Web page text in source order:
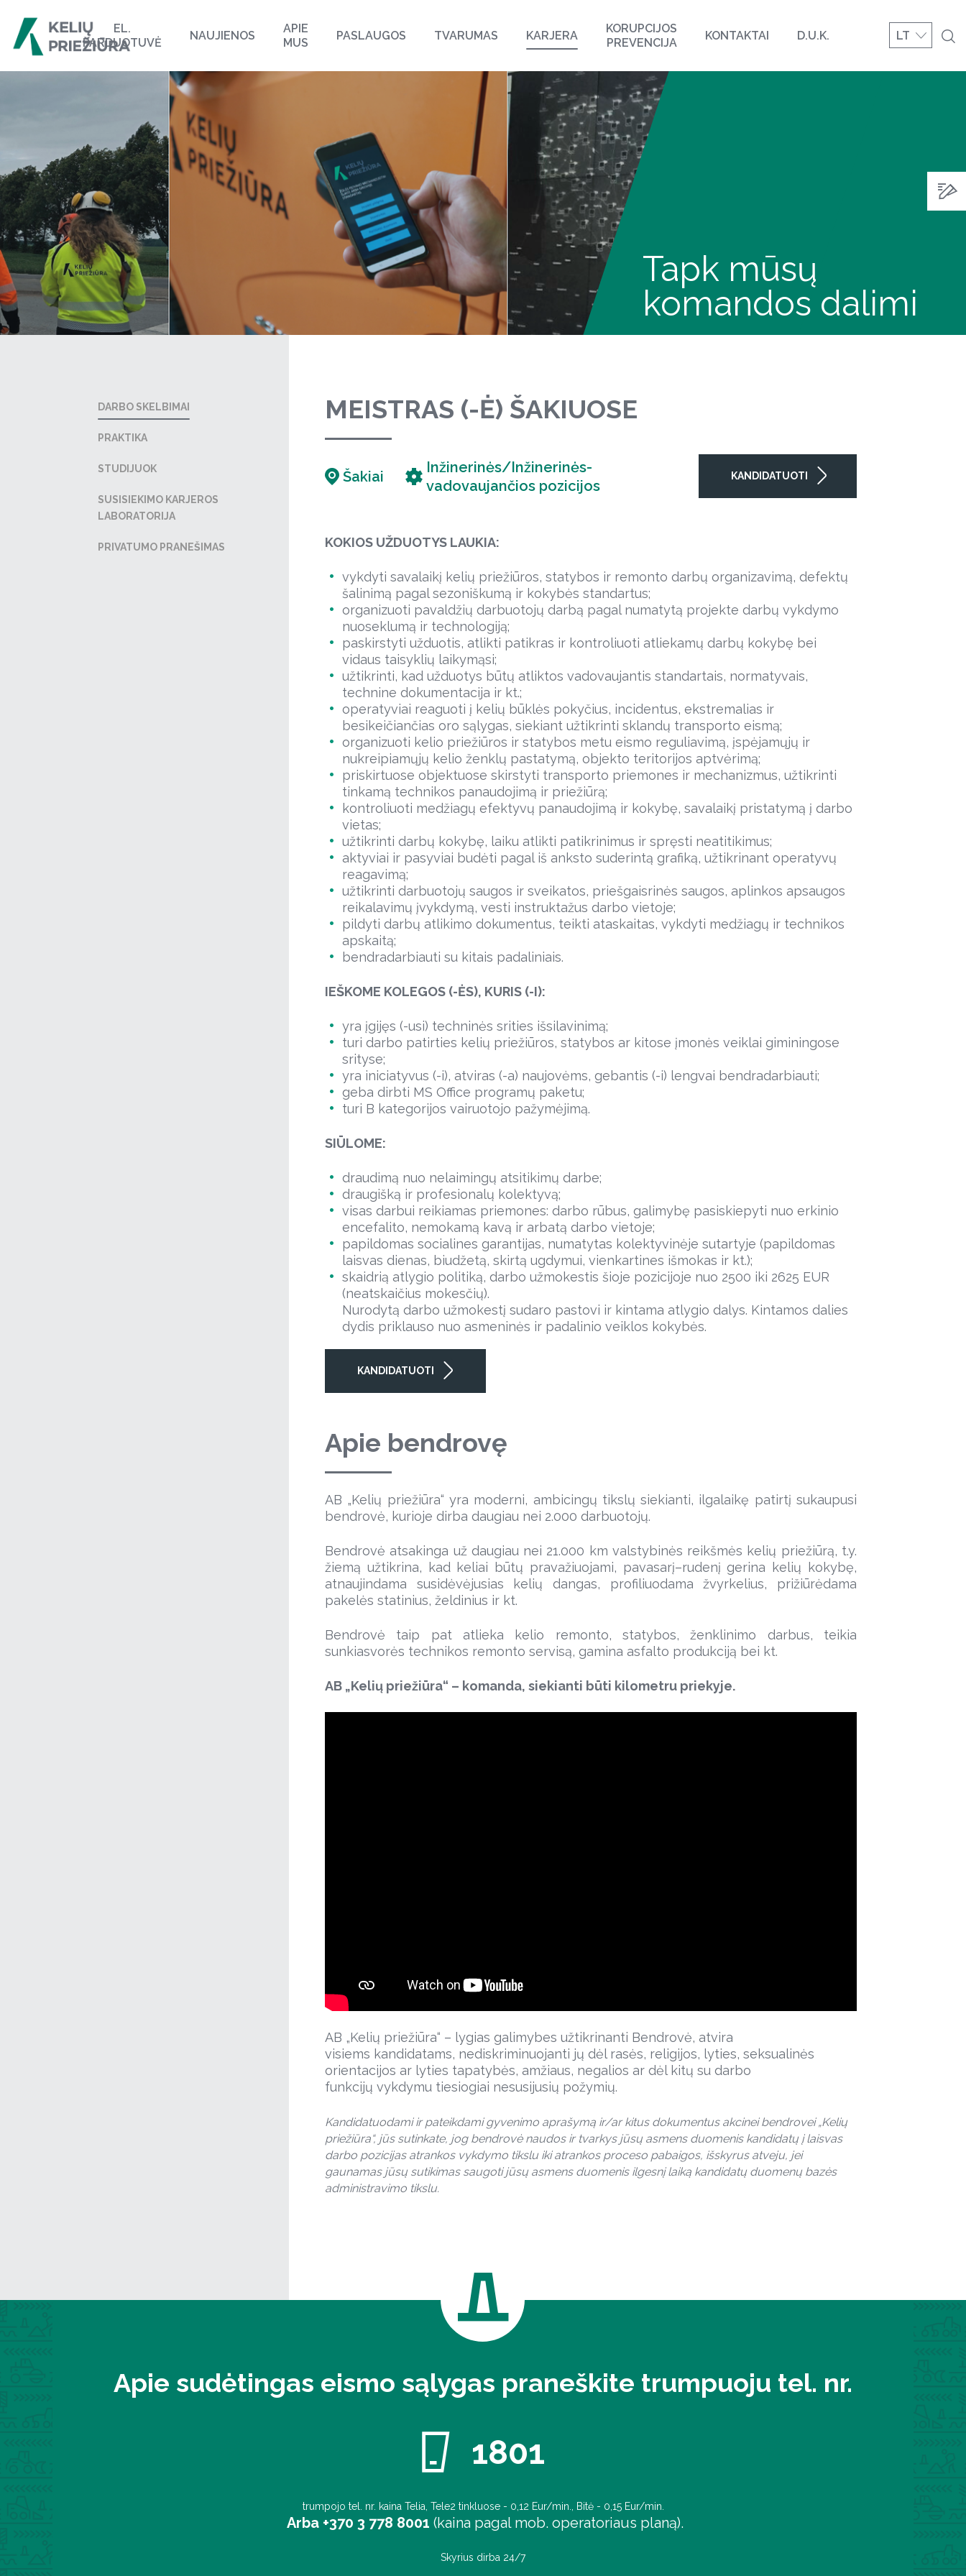
EL.
PARDUOTUVĖ
NAUJIENOS
APIE
MUS
PASLAUGOS TVARUMAS KARJERA
KORUPCIJOS
PREVENCIJA
KONTAKTAI D.U.K. LT
Tapk mūsų
komandos dalimi
DARBO SKELBIMAI
PRAKTIKA
STUDIJUOK
SUSISIEKIMO KARJEROS
LABORATORIJA
PRIVATUMO PRANEŠIMAS
MEISTRAS (-Ė) ŠAKIUOSE
Šakiai
Inžinerinės/Inžinerinės-
vadovaujančios pozicijos
KANDIDATUOTI
KOKIOS UŽDUOTYS LAUKIA:
vykdyti savalaikį kelių priežiūros, statybos ir remonto darbų organizavimą, defektų
šalinimą pagal sezoniškumą ir kokybės standartus;
organizuoti pavaldžių darbuotojų darbą pagal numatytą projekte darbų vykdymo
nuoseklumą ir technologiją;
paskirstyti užduotis, atlikti patikras ir kontroliuoti atliekamų darbų kokybę bei
vidaus taisyklių laikymąsi;
užtikrinti, kad užduotys būtų atliktos vadovaujantis standartais, normatyvais,
technine dokumentacija ir kt.;
operatyviai reaguoti į kelių būklės pokyčius, incidentus, ekstremalias ir
besikeičiančias oro sąlygas, siekiant užtikrinti sklandų transporto eismą;
organizuoti kelio priežiūros ir statybos metu eismo reguliavimą, įspėjamųjų ir
nukreipiamųjų kelio ženklų pastatymą, objekto teritorijos aptvėrimą;
priskirtuose objektuose skirstyti transporto priemones ir mechanizmus, užtikrinti
tinkamą technikos panaudojimą ir priežiūrą;
kontroliuoti medžiagų efektyvų panaudojimą ir kokybę, savalaikį pristatymą į darbo
vietas;
užtikrinti darbų kokybę, laiku atlikti patikrinimus ir spręsti neatitikimus;
aktyviai ir pasyviai budėti pagal iš anksto suderintą grafiką, užtikrinant operatyvų
reagavimą;
užtikrinti darbuotojų saugos ir sveikatos, priešgaisrinės saugos, aplinkos apsaugos
reikalavimų įvykdymą, vesti instruktažus darbo vietoje;
pildyti darbų atlikimo dokumentus, teikti ataskaitas, vykdyti medžiagų ir technikos
apskaitą;
bendradarbiauti su kitais padaliniais.
IEŠKOME KOLEGOS (-ĖS), KURIS (-I):
yra įgijęs (-usi) techninės srities išsilavinimą;
turi darbo patirties kelių priežiūros, statybos ar kitose įmonės veiklai giminingose
srityse;
yra iniciatyvus (-i), atviras (-a) naujovėms, gebantis (-i) lengvai bendradarbiauti;
geba dirbti MS Office programų paketu;
turi B kategorijos vairuotojo pažymėjimą.
SIŪLOME:
draudimą nuo nelaimingų atsitikimų darbe;
draugišką ir profesionalų kolektyvą;
visas darbui reikiamas priemones: darbo rūbus, galimybę pasiskiepyti nuo erkinio
encefalito, nemokamą kavą ir arbatą darbo vietoje;
papildomas socialines garantijas, numatytas kolektyvinėje sutartyje (papildomas
laisvas dienas, biudžetą, skirtą ugdymui, vienkartines išmokas ir kt.);
skaidrią atlygio politiką, darbo užmokestis šioje pozicijoje nuo 2500 iki 2625 EUR
(neatskaičius mokesčių).
Nurodytą darbo užmokestį sudaro pastovi ir kintama atlygio dalys. Kintamos dalies
dydis priklauso nuo asmeninės ir padalinio veiklos kokybės.
KANDIDATUOTI
Apie bendrovę
AB „Kelių priežiūra“ yra moderni, ambicingų tikslų siekianti, ilgalaikę patirtį sukaupusi
bendrovė, kurioje dirba daugiau nei 2.000 darbuotojų.
Bendrovė atsakinga už daugiau nei 21.000 km valstybinės reikšmės kelių priežiūrą, t.y.
žiemą užtikrina, kad keliai būtų pravažiuojami, pavasarį–rudenį gerina kelių kokybę,
atnaujindama susidėvėjusias kelių dangas, profiliuodama žvyrkelius, prižiūrėdama
pakelės statinius, želdinius ir kt.
Bendrovė taip pat atlieka kelio remonto, statybos, ženklinimo darbus, teikia
sunkiasvorės technikos remonto servisą, gamina asfalto produkciją bei kt.
AB „Kelių priežiūra“ – komanda, siekianti būti kilometru priekyje.
AB „Kelių priežiūra“ – lygias galimybes užtikrinanti Bendrovė, atvira
visiems kandidatams, nediskriminuojanti jų dėl rasės, religijos, lyties, seksualinės
orientacijos ar lyties tapatybės, amžiaus, negalios ar dėl kitų su darbo
funkcijų vykdymu tiesiogiai nesusijusių požymių.
Kandidatuodami ir pateikdami gyvenimo aprašymą ir/ar kitus dokumentus akcinei bendrovei „Kelių
priežiūra“, jūs sutinkate, jog bendrovė naudos ir tvarkys jūsų asmens duomenis kandidatų į laisvas
darbo pozicijas atrankos vykdymo tikslu iki atrankos proceso pabaigos, išskyrus atveju, jei
gaunamas jūsų sutikimas saugoti jūsų asmens duomenis ilgesnį laiką kandidatų duomenų bazės
administravimo tikslu.
Apie sudėtingas eismo sąlygas praneškite trumpuoju tel. nr.
1801
trumpojo tel. nr. kaina Telia, Tele2 tinkluose - 0,12 Eur/min., Bitė - 0,15 Eur/min.
Arba +370 3 778 8001 (kaina pagal mob. operatoriaus planą).
Skyrius dirba 24/7